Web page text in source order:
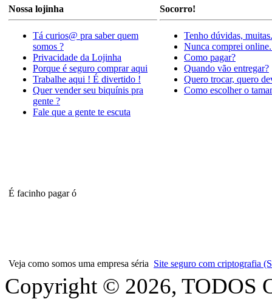
Nossa lojinha
Tá curios@ pra saber quem
somos ?
Privacidade da Lojinha
Porque é seguro comprar aqui
Trabalhe aqui ! É divertido !
Quer vender seu biquínis pra
gente ?
Fale que a gente te escuta
Socorro!
Tenho dúvidas, muitas.
Nunca comprei online.
Como pagar?
Quando vão entregar?
Quero trocar, quero
Como escolher o
É facinho pagar ó
Veja como somos uma empresa séria Site seguro com criptografia
Copyright © 2026, TODOS